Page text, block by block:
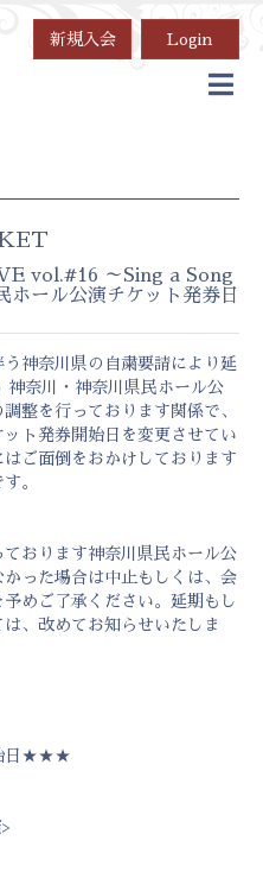
新規入会 Login
vol.#16 ～Sing a Song
ール公演チケット発券日
神奈川県の自粛要請により延
奈川・神奈川県民ホール公
整を行っております関係で、
ト発券開始日を変更させてい
ご面倒をおかけしております
。
おります神奈川県民ホール公
った場合は中止もしくは、会
めご了承ください。延期もし
、改めてお知らせいたしま
日★★★